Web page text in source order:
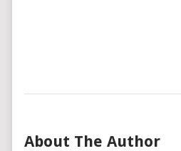
About The Author